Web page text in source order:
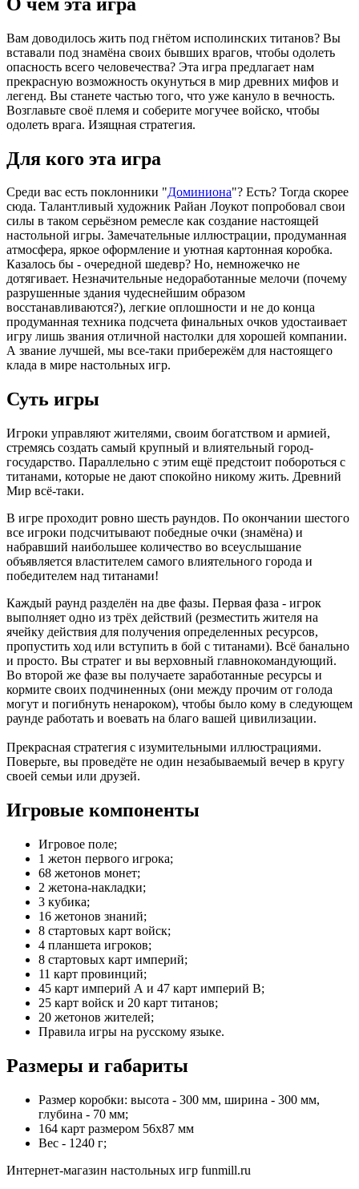
Вам доводилось жить под гнётом исполинских титанов? Вы
вставали под знамёна своих бывших врагов, чтобы одолеть
опасность всего человечества? Эта игра предлагает нам
прекрасную возможность окунуться в мир древних мифов и
легенд. Вы станете частью того, что уже кануло в вечность.
Возглавьте своё племя и соберите могучее войско, чтобы
одолеть врага. Изящная стратегия.
Для кого эта игра
Среди вас есть поклонники "Доминиона"? Есть? Тогда скорее
сюда. Талантливый художник Райан Лоукот попробовал свои
силы в таком серьёзном ремесле как создание настоящей
настольной игры. Замечательные иллюстрации, продуманная
атмосфера, яркое оформление и уютная картонная коробка.
Казалось бы - очередной шедевр? Но, немножечко не
дотягивает. Незначительные недоработанные мелочи (почему
разрушенные здания чудеснейшим образом
восстанавливаются?), легкие оплошности и не до конца
продуманная техника подсчета финальных очков удостаивает
игру лишь звания отличной настолки для хорошей компании.
А звание лучшей, мы все-таки прибережём для настоящего
клада в мире настольных игр.
Суть игры
Игроки управляют жителями, своим богатством и армией,
стремясь создать самый крупный и влиятельный город-
государство. Параллельно с этим ещё предстоит побороться с
титанами, которые не дают спокойно никому жить. Древний
Мир всё-таки.
В игре проходит ровно шесть раундов. По окончании шестого
все игроки подсчитывают победные очки (знамёна) и
набравший наибольшее количество во всеуслышание
объявляется властителем самого влиятельного города и
победителем над титанами!
Каждый раунд разделён на две фазы. Первая фаза - игрок
выполняет одно из трёх действий (резместить жителя на
ячейку действия для получения определенных ресурсов,
пропустить ход или вступить в бой с титанами). Всё банально
и просто. Вы стратег и вы верховный главнокомандующий.
Во второй же фазе вы получаете заработанные ресурсы и
кормите своих подчиненных (они между прочим от голода
могут и погибнуть ненароком), чтобы было кому в следующем
раунде работать и воевать на благо вашей цивилизации.
Прекрасная стратегия с изумительными иллюстрациями.
Поверьте, вы проведёте не один незабываемый вечер в кругу
своей семьи или друзей.
Игровые компоненты
Игровое поле;
1 жетон первого игрока;
68 жетонов монет;
2 жетона-накладки;
3 кубика;
16 жетонов знаний;
8 стартовых карт войск;
4 планшета игроков;
8 стартовых карт империй;
11 карт провинций;
45 карт империй А и 47 карт империй В;
25 карт войск и 20 карт титанов;
20 жетонов жителей;
Правила игры на русскому языке.
Размеры и габариты
Размер коробки: высота - 300 мм, ширина - 300 мм,
глубина - 70 мм;
164 карт размером 56х87 мм
Вес - 1240 г;
Интернет-магазин настольных игр funmill.ru